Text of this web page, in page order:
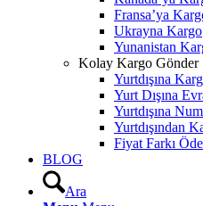
Fransa’ya
Ukrayna Kargo
Yunanistan
Kolay Kargo Gönder
Yurtdışına
Yurt Dışına
Yurtdışına
Yurtdışından
Fiyat Farkı
BLOG
Ara